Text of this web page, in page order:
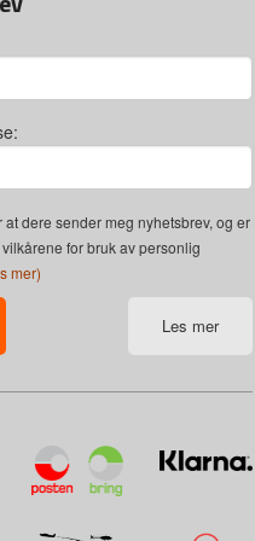
at dere sender meg nyhetsbrev, og er
for bruk av personlig
mer)
Les mer